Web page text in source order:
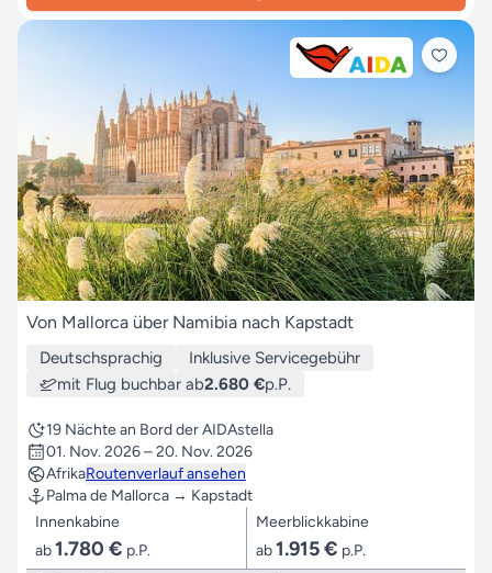
Von Mallorca über Namibia nach Kapstadt
Deutschsprachig
Inklusive Servicegebühr
mit Flug buchbar ab2.680 €p.P.
19 Nächte an Bord der AIDAstella
01. Nov. 2026 – 20. Nov. 2026
AfrikaRoutenverlauf ansehen
Palma de Mallorca → Kapstadt
Innenkabine
ab1.780 € p.P.
Meerblickkabine
ab1.915 € p.P.